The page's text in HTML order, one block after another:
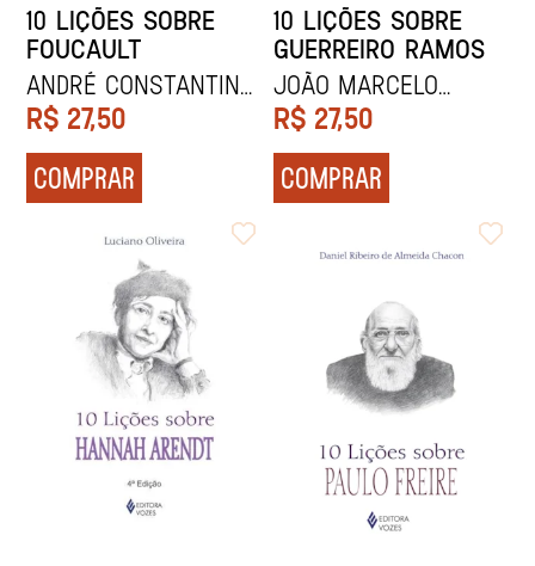
10 LIÇÕES SOBRE
FOUCAULT
André Constantino
Yazbek
R$ 27,50
COMPRAR
10 LIÇÕES SOBRE
GUERREIRO RAMOS
João Marcelo
Ehlert Maia
R$ 27,50
COMPRAR